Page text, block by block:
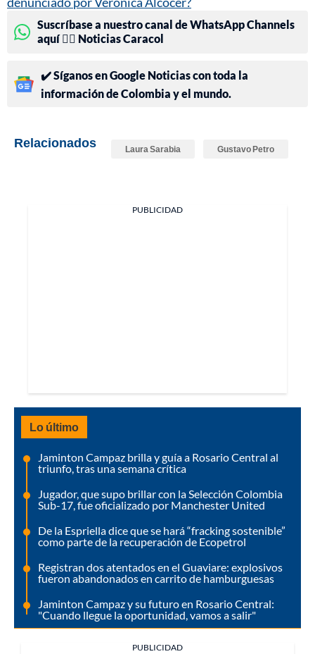
Suscríbase a nuestro canal de WhatsApp Channels
aquí 👉🏻 Noticias Caracol
✔️ Síganos en Google Noticias con toda la
información de Colombia y el mundo.
Relacionados Laura Sarabia Gustavo Petro
PUBLICIDAD
Lo último
Jaminton Campaz brilla y guía a Rosario Central al
triunfo, tras una semana crítica
Jugador, que supo brillar con la Selección Colombia
Sub-17, fue oficializado por Manchester United
De la Espriella dice que se hará “fracking sostenible”
como parte de la recuperación de Ecopetrol
Registran dos atentados en el Guaviare: explosivos
fueron abandonados en carrito de hamburguesas
Jaminton Campaz y su futuro en Rosario Central:
"Cuando llegue la oportunidad, vamos a salir"
PUBLICIDAD